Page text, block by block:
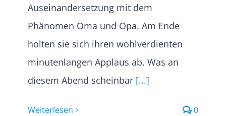
Auseinandersetzung mit dem
Phänomen Oma und Opa. Am Ende
holten sie sich ihren wohlverdienten
minutenlangen Applaus ab. Was an
diesem Abend scheinbar[...]
Weiterlesen 0